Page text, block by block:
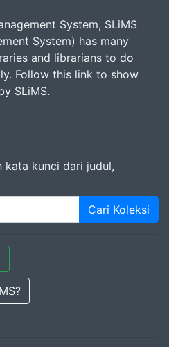
System, SLiMS
System) has many
and librarians to do
Follow this link to show
SLiMS.
kata kunci dari judul,
Cari Koleksi